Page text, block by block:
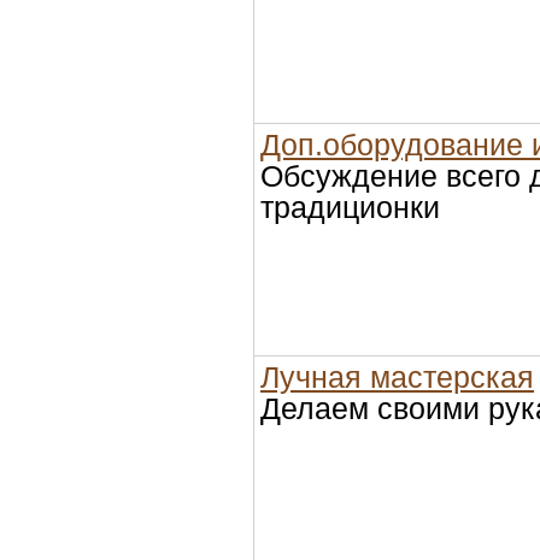
Доп.оборудование
Обсуждение всего
традиционки
Лучная мастерская
Делаем своими